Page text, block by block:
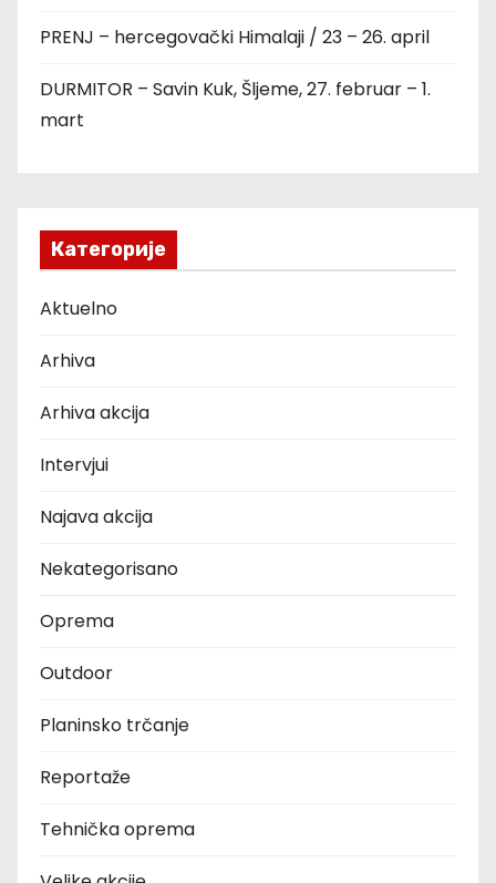
PRENJ – hercegovački Himalaji / 23 – 26. april
DURMITOR – Savin Kuk, Šljeme, 27. februar – 1.
mart
Категорије
Aktuelno
Arhiva
Arhiva akcija
Intervjui
Najava akcija
Nekategorisano
Oprema
Outdoor
Planinsko trčanje
Reportaže
Tehnička oprema